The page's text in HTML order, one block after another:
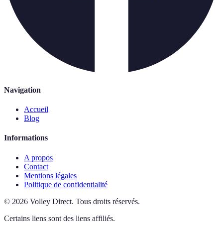
Navigation
Accueil
Blog
Informations
A propos
Contact
Mentions légales
Politique de confidentialité
© 2026 Volley Direct. Tous droits réservés.
Certains liens sont des liens affiliés.